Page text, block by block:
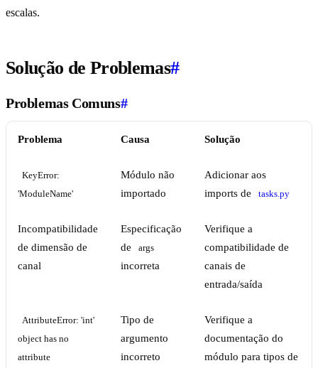
escalas.
Solução de Problemas#
Problemas Comuns#
Problema Causa Solução
KeyError:
'ModuleName'
Módulo não
importado
Adicionar aos
imports de
tasks.py
Incompatibilidade
de dimensão de
canal
Especificação
de
args
incorreta
Verifique a
compatibilidade de
canais de
entrada/saída
AttributeError: 'int'
object has no
attribute
Tipo de
argumento
incorreto
Verifique a
documentação do
módulo para tipos de